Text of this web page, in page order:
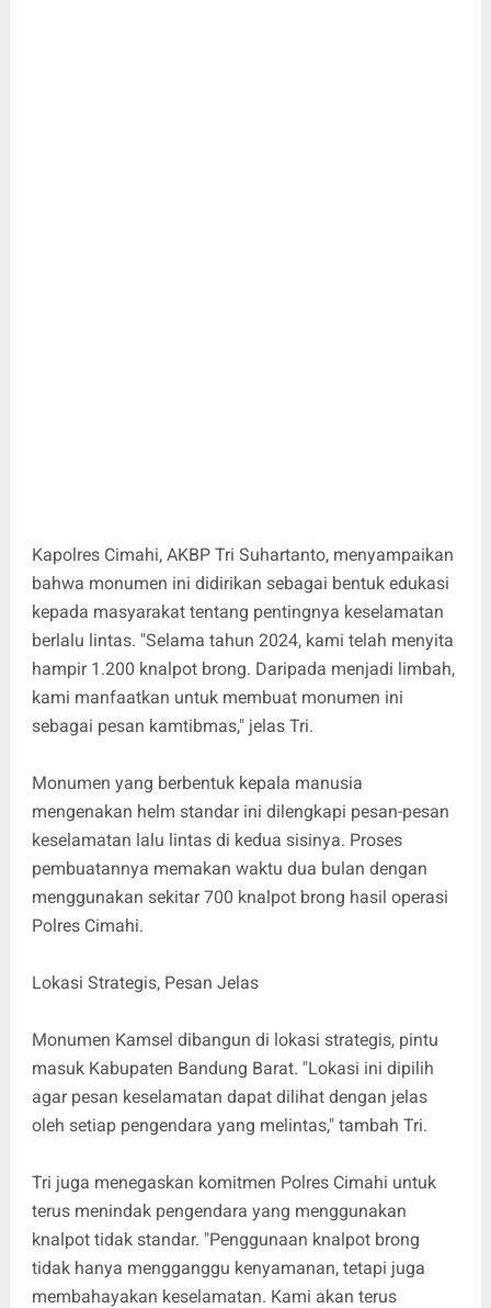
Kapolres Cimahi, AKBP Tri Suhartanto, menyampaikan
bahwa monumen ini didirikan sebagai bentuk edukasi
kepada masyarakat tentang pentingnya keselamatan
berlalu lintas. "Selama tahun 2024, kami telah menyita
hampir 1.200 knalpot brong. Daripada menjadi limbah,
kami manfaatkan untuk membuat monumen ini
sebagai pesan kamtibmas," jelas Tri.
Monumen yang berbentuk kepala manusia
mengenakan helm standar ini dilengkapi pesan-pesan
keselamatan lalu lintas di kedua sisinya. Proses
pembuatannya memakan waktu dua bulan dengan
menggunakan sekitar 700 knalpot brong hasil operasi
Polres Cimahi.
Lokasi Strategis, Pesan Jelas
Monumen Kamsel dibangun di lokasi strategis, pintu
masuk Kabupaten Bandung Barat. "Lokasi ini dipilih
agar pesan keselamatan dapat dilihat dengan jelas
oleh setiap pengendara yang melintas," tambah Tri.
Tri juga menegaskan komitmen Polres Cimahi untuk
terus menindak pengendara yang menggunakan
knalpot tidak standar. "Penggunaan knalpot brong
tidak hanya mengganggu kenyamanan, tetapi juga
membahayakan keselamatan. Kami akan terus